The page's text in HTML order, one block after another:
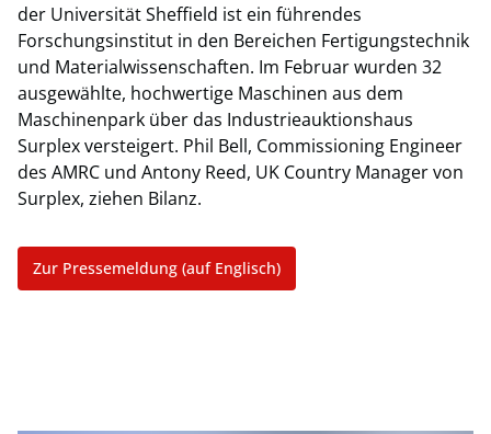
der Universität Sheffield ist ein führendes
Forschungsinstitut in den Bereichen Fertigungstechnik
und Materialwissenschaften. Im Februar wurden 32
ausgewählte, hochwertige Maschinen aus dem
Maschinenpark über das Industrieauktionshaus
Surplex versteigert. Phil Bell, Commissioning Engineer
des AMRC und Antony Reed, UK Country Manager von
Surplex, ziehen Bilanz.
Zur Pressemeldung (auf Englisch)